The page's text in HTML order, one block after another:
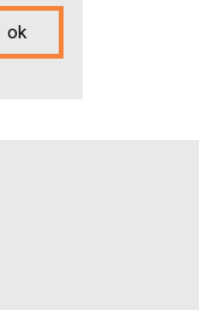
ok